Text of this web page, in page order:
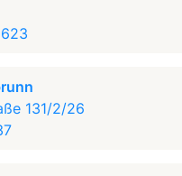
131/2/26